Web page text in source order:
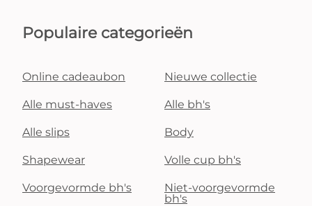
Populaire categorieën
Online cadeaubon Nieuwe collectie
Alle must-haves Alle bh's
Alle slips Body
Shapewear Volle cup bh's
Voorgevormde bh's
Niet-voorgevormde
bh's